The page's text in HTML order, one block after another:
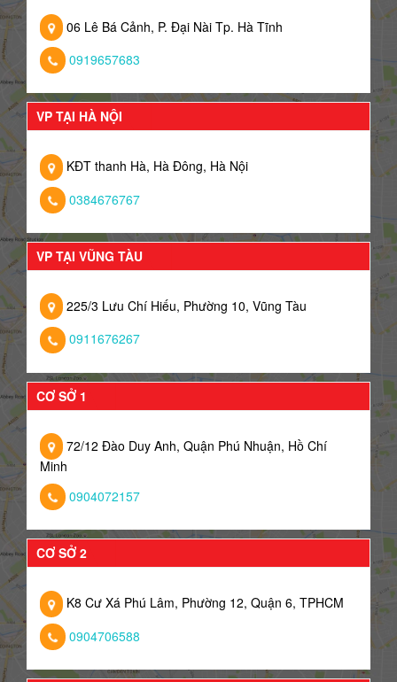
06 Lê Bá Cảnh, P. Đại Nài Tp. Hà Tĩnh
0919657683
VP TẠI HÀ NỘI
KĐT thanh Hà, Hà Đông, Hà Nội
0384676767
VP TẠI VŨNG TÀU
225/3 Lưu Chí Hiếu, Phường 10, Vũng Tàu
0911676267
CƠ SỞ 1
72/12 Đào Duy Anh, Quận Phú Nhuận, Hồ Chí
Minh
0904072157
CƠ SỞ 2
K8 Cư Xá Phú Lâm, Phường 12, Quận 6, TPHCM
0904706588